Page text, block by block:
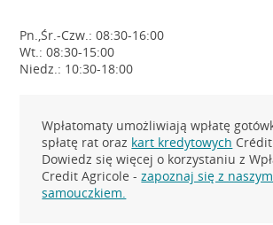
Pn.,Śr.-Czw.: 08:30-16:00
Wt.: 08:30-15:00
Niedz.: 10:30-18:00
Wpłatomaty umożliwiają wpłatę
spłatę rat oraz kart kredytowych
Dowiedz się więcej o korzystaniu z
Credit Agricole -zapoznaj się z naszym
samouczkiem.